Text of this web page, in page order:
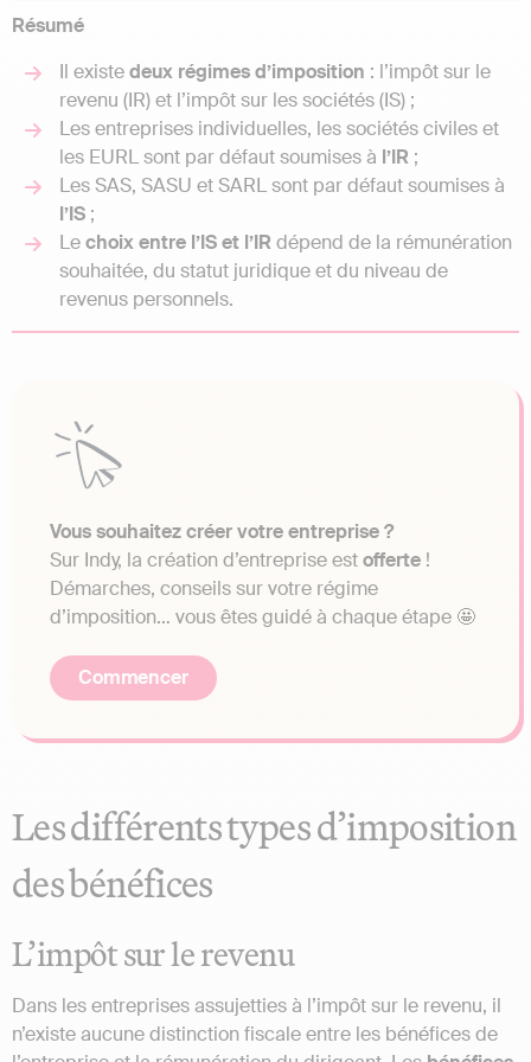
Résumé
Il existedeux régimes d’imposition : l’impôt sur le
revenu (IR) et l’impôt sur les sociétés (IS) ;
Les entreprises individuelles, les sociétés civiles et
les EURL sont par défaut soumises à l’IR ;
Les SAS, SASU et SARL sont par défaut soumises à
l’IS ;
Lechoix entre l’IS et l’IRdépend de la rémunération
souhaitée, du statut juridique et du niveau de
revenus personnels.
Vous souhaitez créer votre entreprise ?
Sur Indy, la création d’entreprise estofferte !
Démarches, conseils sur votre régime
d’imposition… vous êtes guidé à chaque étape 🤩
Commencer
Les différents types d’imposition
des bénéfices
L’impôt sur le revenu
Dans les entreprises assujetties à l’impôt sur le revenu, il
n’existe aucune distinction fiscale entre les bénéfices de